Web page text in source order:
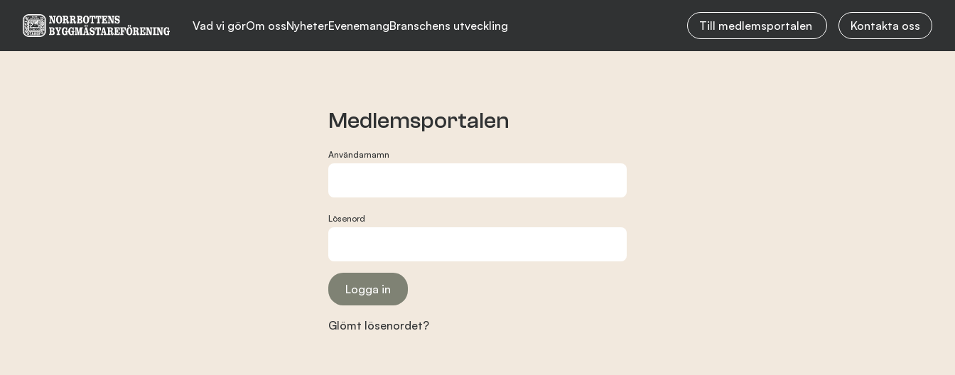
Vad vi görOm ossNyheterEvenemangBranschens utveckling Till medlemsportalen Kontakta oss
Medlemsportalen
Användarnamn
Lösenord
Glömt lösenordet?